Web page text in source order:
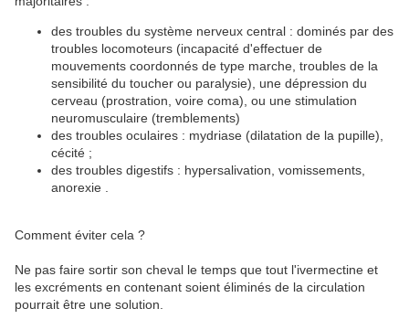
des troubles du système nerveux central : dominés par des
troubles locomoteurs (incapacité d'effectuer de
mouvements coordonnés de type marche, troubles de la
sensibilité du toucher ou paralysie), une dépression du
cerveau (prostration, voire coma), ou une stimulation
neuromusculaire (tremblements)
des troubles oculaires : mydriase (dilatation de la pupille),
cécité ;
des troubles digestifs : hypersalivation, vomissements,
anorexie .
Comment éviter cela ?
Ne pas faire sortir son cheval le temps que tout l'ivermectine et
les excréments en contenant soient éliminés de la circulation
pourrait être une solution.